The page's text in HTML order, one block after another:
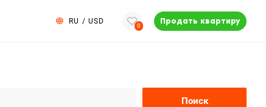
RU / USD
0
Продать квартиру
Поиск